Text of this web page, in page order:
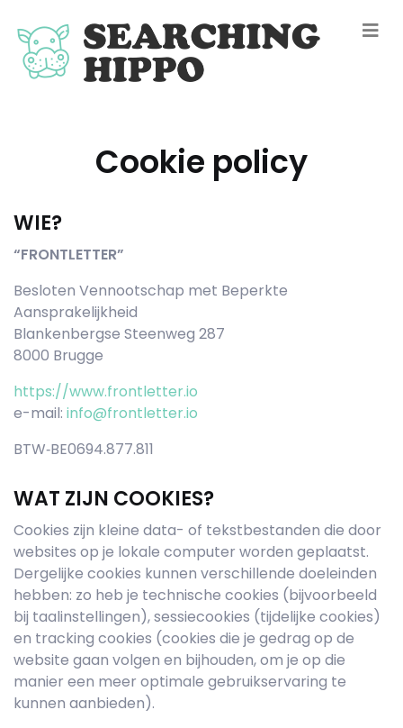
Cookie policy
WIE?
“FRONTLETTER”
Besloten Vennootschap met Beperkte
Aansprakelijkheid
Blankenbergse Steenweg 287
8000 Brugge
https://www.frontletter.io
e-mail: info@frontletter.io
BTW‐BE0694.877.811
WAT ZIJN COOKIES?
Cookies zijn kleine data- of tekstbestanden die door
websites op je lokale computer worden geplaatst.
Dergelijke cookies kunnen verschillende doeleinden
hebben: zo heb je technische cookies (bijvoorbeeld
bij taalinstellingen), sessiecookies (tijdelijke cookies)
en tracking cookies (cookies die je gedrag op de
website gaan volgen en bijhouden, om je op die
manier een meer optimale gebruikservaring te
kunnen aanbieden).